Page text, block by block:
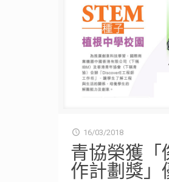
16/03/2018
青協榮獲「
作計劃獎」